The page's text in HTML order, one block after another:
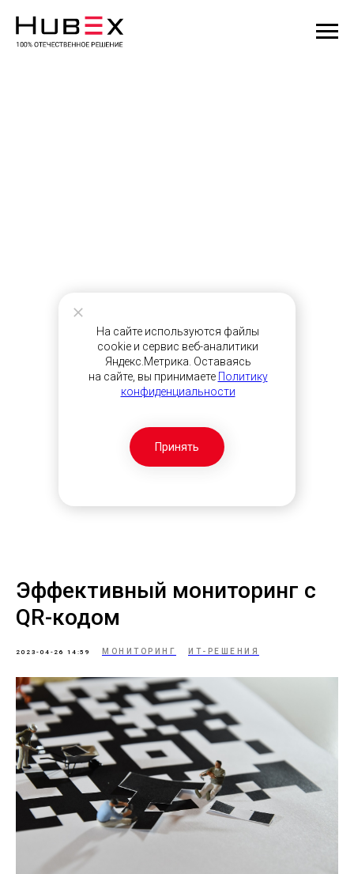
Принять
На сайте используются файлы
cookie и сервис веб-аналитики
Яндекс.Метрика. Оставаясь
на сайте, вы принимаете Политику
конфиденциальности
Эффективный мониторинг с
QR-кодом
2023-04-26 14:59 МОНИТОРИНГ ИТ-РЕШЕНИЯ